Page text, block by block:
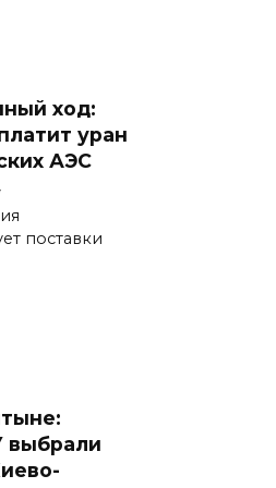
ход:
уран
АЭС
поставки
выбрали